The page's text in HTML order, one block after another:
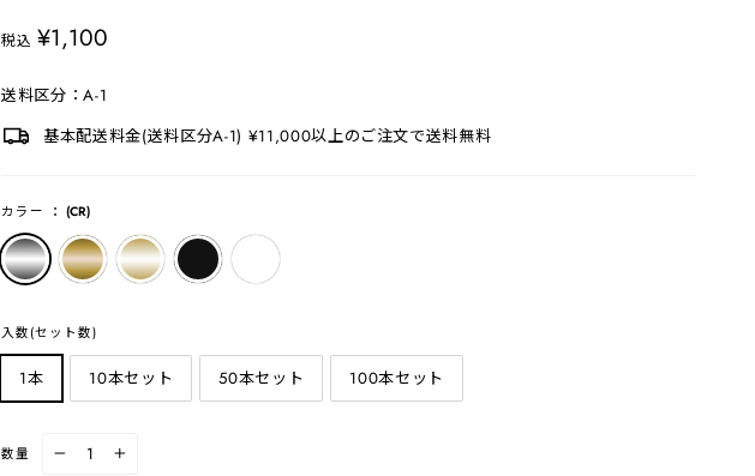
税込 定
¥1,100
送料区分：A-1
基本配送料金(送料区分A-1) ¥11,000以上のご注文で送料無料
カラー ：(CR)
入数(セット数)
1本 10本セット 50本セット 100本セット
数量